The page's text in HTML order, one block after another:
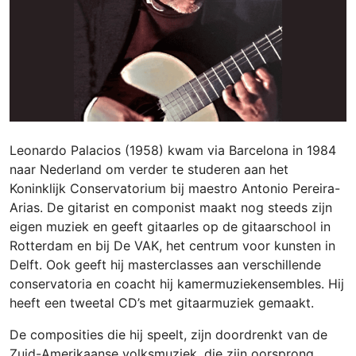
Leonardo Palacios (1958) kwam via Barcelona in 1984
naar Nederland om verder te studeren aan het
Koninklijk Conservatorium bij maestro Antonio Pereira-
Arias. De gitarist en componist maakt nog steeds zijn
eigen muziek en geeft gitaarles op de gitaarschool in
Rotterdam en bij De VAK, het centrum voor kunsten in
Delft. Ook geeft hij masterclasses aan verschillende
conservatoria en coacht hij kamermuziekensembles. Hij
heeft een tweetal CD’s met gitaarmuziek gemaakt.
De composities die hij speelt, zijn doordrenkt van de